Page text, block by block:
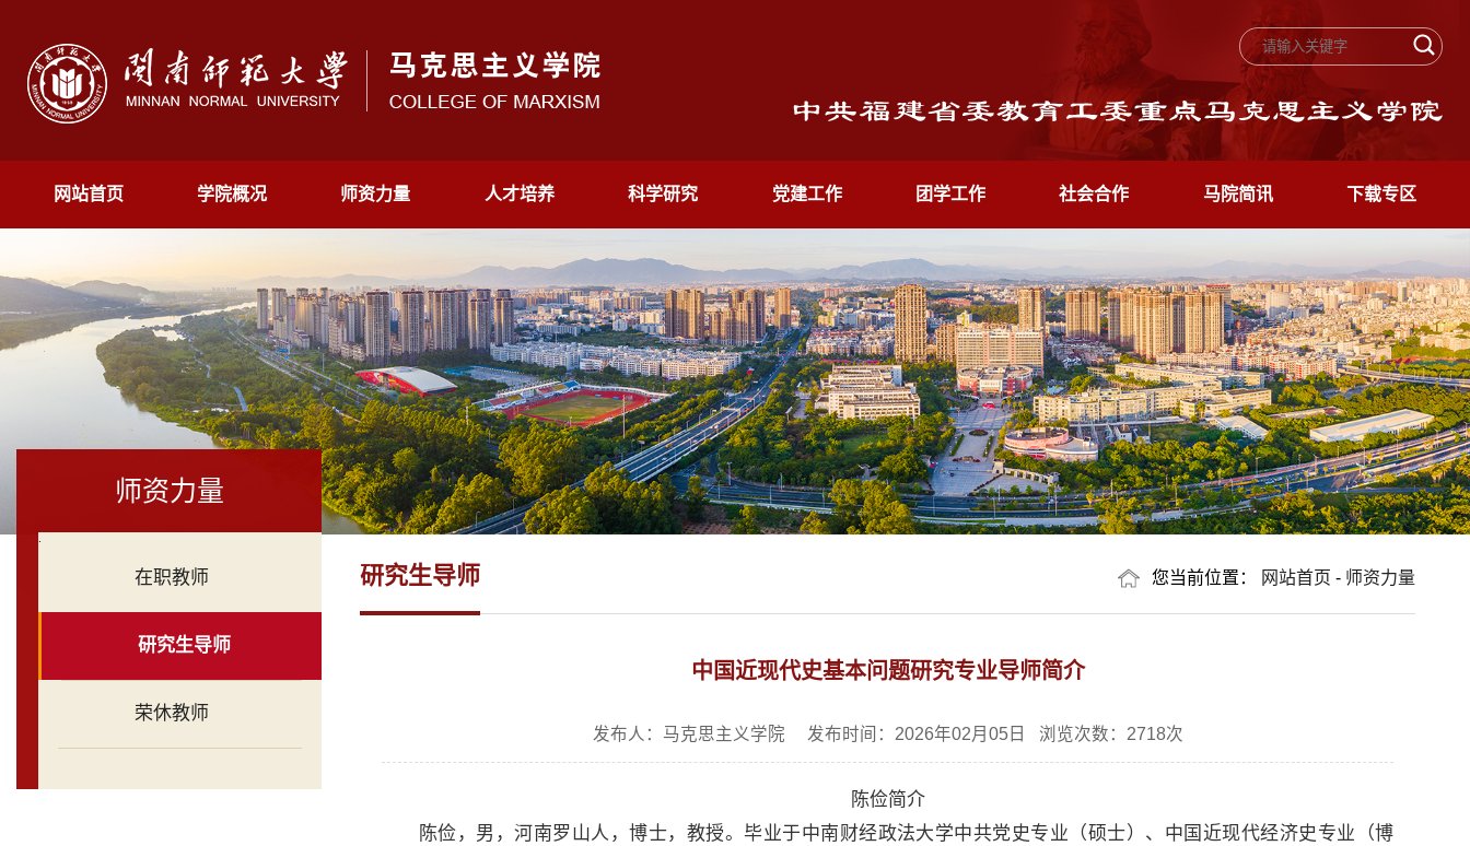
网站首页 学院概况 师资力量 人才培养 科学研究 党建工作 团学工作 社会合作 马院简讯 下载专区
师资力量
.
在职教师
研究生导师
荣休教师
您当前位置： 网站首页 - 师资力量
研究生导师
中国近现代史基本问题研究专业导师简介
发布人：马克思主义学院 发布时间：2026年02月05日 浏览次数： 2718次
陈俭简介
陈俭，男，河南罗山人，博士，教授。毕业于中南财经政法大学中共党史专业（硕士）、中国近现代经济史专业（博